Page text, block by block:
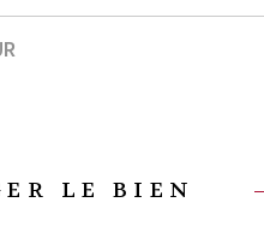
LE BIEN